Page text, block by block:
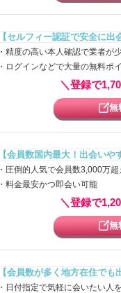
【セルフィー認証で安全に出
・精度の高い本人確認で業者が
・ログインなどで大量の無料ポ
＼登録で
無
【会員数国内最大！出会いや
・圧倒的人気で会員数3,000万超
・料金最安かつ即会い可能
＼登録で
無
【会員数が多く地方在住でも
・日付指定で気軽に会いたい人